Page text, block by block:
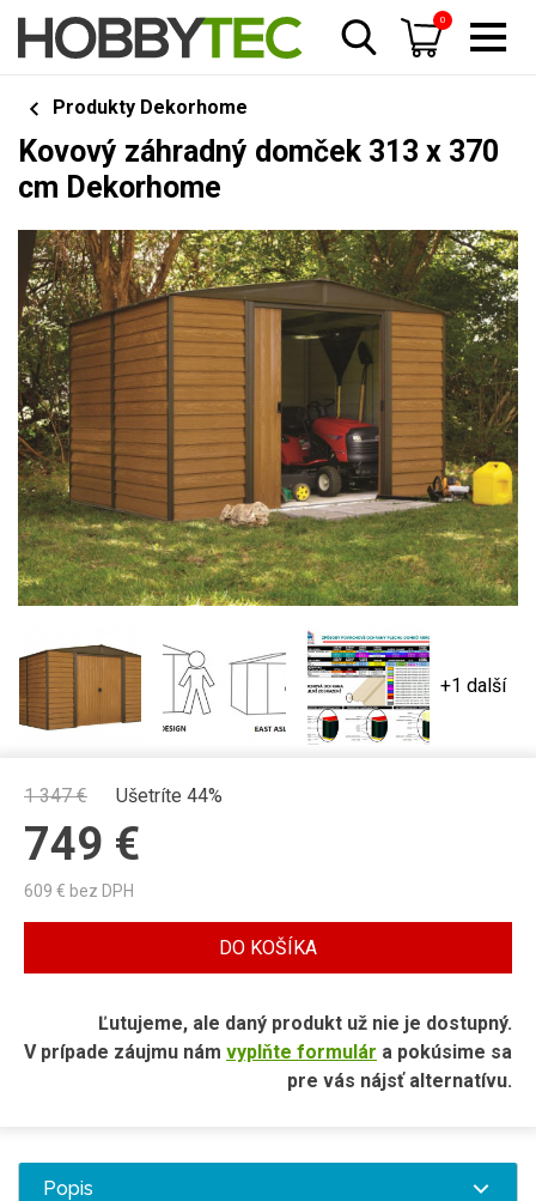
0
Produkty Dekorhome
Kovový záhradný domček 313 x 370
cm Dekorhome
+1 další
1 347€ Ušetríte 44%
749 €
609 € bez DPH
DO KOŠÍKA
Ľutujeme, ale daný produkt už nie je dostupný.
V prípade záujmu nám vyplňte formulár a pokúsime sa
pre vás nájsť alternatívu.
Popis